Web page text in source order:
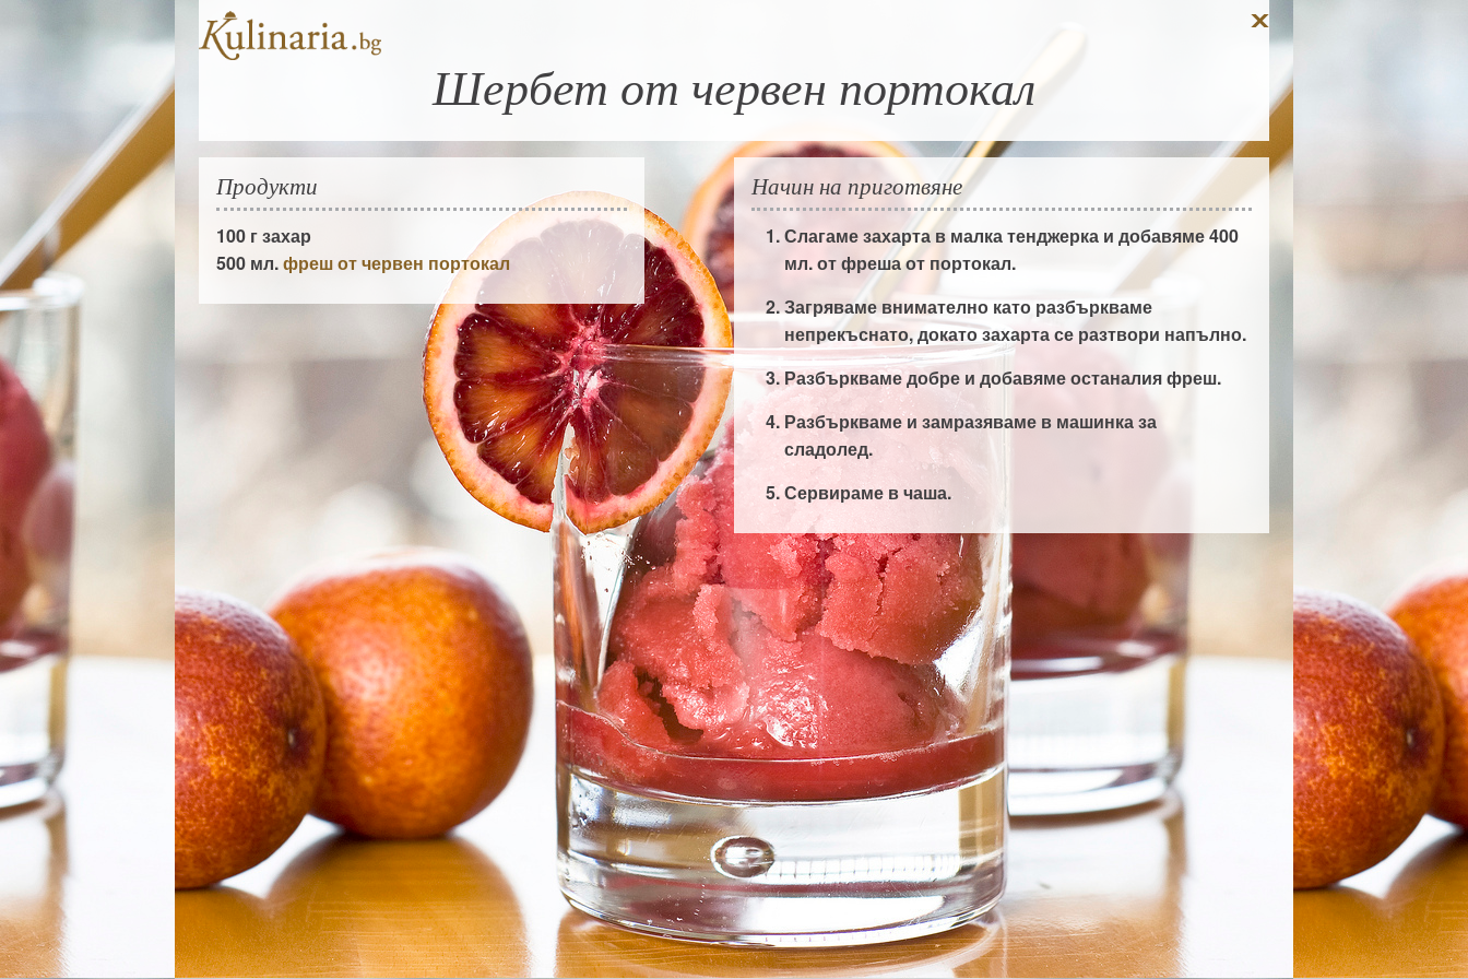
Шербет от червен портокал
Продукти
100 гзахар
500 мл.фреш от червен портокал
Начин на приготвяне
Слагаме захарта в малка тенджерка и добавяме 400
мл. от фреша от портокал.
Загряваме внимателно като разбъркваме
непрекъснато, докато захарта се разтвори напълно.
Разбъркваме добре и добавяме останалия фреш.
Разбъркваме и замразяваме в машинка за
сладолед.
Сервираме в чаша.